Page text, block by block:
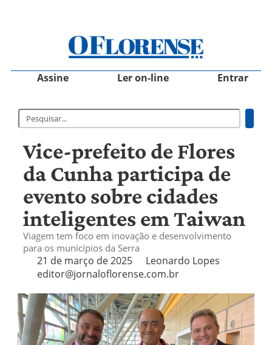
Assine Ler on-line Entrar
Vice-prefeito de Flores
da Cunha participa de
evento sobre cidades
inteligentes em Taiwan
Viagem tem foco em inovação e desenvolvimento
para os municípios da Serra
21 de março de 2025
Leonardo Lopes
editor@jornaloflorense.com.br